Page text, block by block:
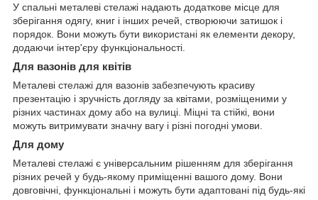
У спальні металеві стелажі надають додаткове місце для
зберігання одягу, книг і інших речей, створюючи затишок і
порядок. Вони можуть бути використані як елементи декору,
додаючи інтер'єру функціональності.
Для вазонів для квітів
Металеві стелажі для вазонів забезпечують красиву
презентацію і зручність догляду за квітами, розміщеними у
різних частинах дому або на вулиці. Міцні та стійкі, вони
можуть витримувати значну вагу і різні погодні умови.
Для дому
Металеві стелажі є універсальним рішенням для зберігання
різних речей у будь-якому приміщенні вашого дому. Вони
довговічні, функціональні і можуть бути адаптовані під будь-які